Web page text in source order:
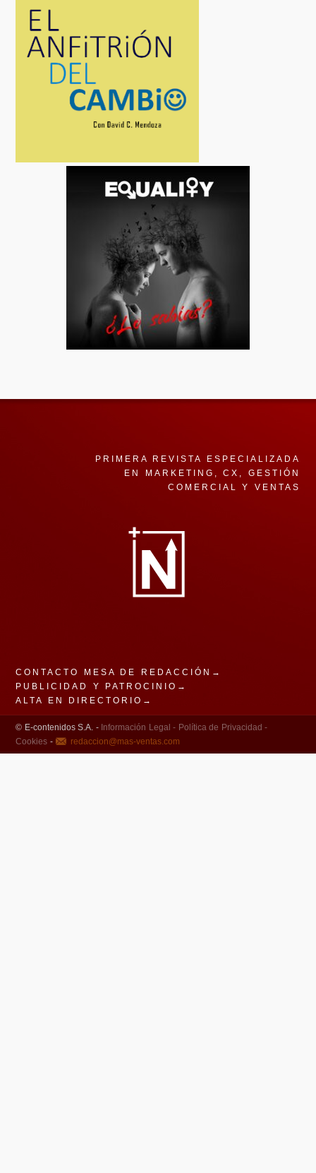
PRIMERA REVISTA ESPECIALIZADA
EN MARKETING, CX, GESTIÓN
COMERCIAL Y VENTAS
CONTACTO MESA DE REDACCIÓN→
PUBLICIDAD Y PATROCINIO→
ALTA EN DIRECTORIO→
© E-contenidos S.A. - Información Legal - Política de Privacidad -
Cookies - redaccion@mas-ventas.com